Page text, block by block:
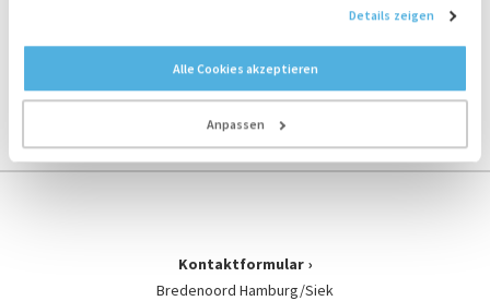
Details zeigen
Alle Cookies akzeptieren
Anpassen
Erhalten Sie Bredenoord-Updates über
LinkedIn
Kontaktformular
Bredenoord Hamburg/Siek